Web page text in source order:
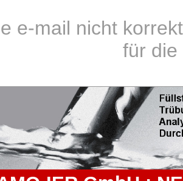
e-mail nicht
für die